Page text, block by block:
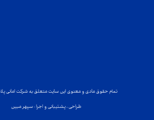
تمام حقوق مادی و معنوی این سایت متعلق به شرکت امانی
طراحی ، پشتیبانی و اجرا : سپهر مبین